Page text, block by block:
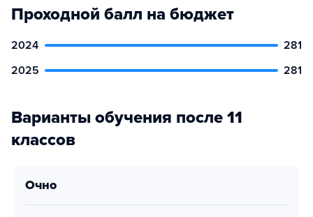
Проходной балл на бюджет
2024
281
2025
281
Варианты обучения после 11
классов
очно